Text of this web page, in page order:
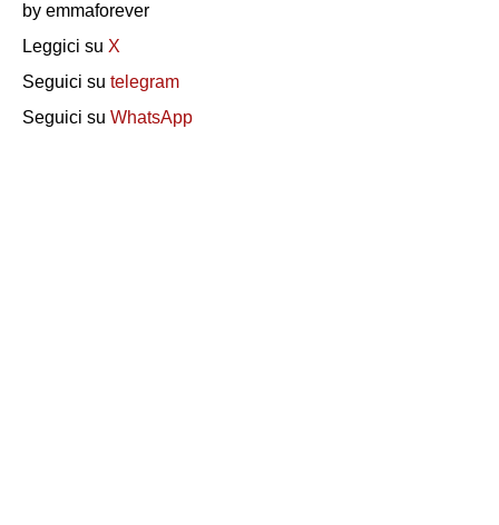
by emmaforever
Leggici su X
Seguici su telegram
Seguici su WhatsApp